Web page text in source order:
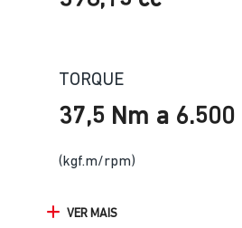
TORQUE
37,5 Nm a
(kgf.m/rpm)
VER MAIS